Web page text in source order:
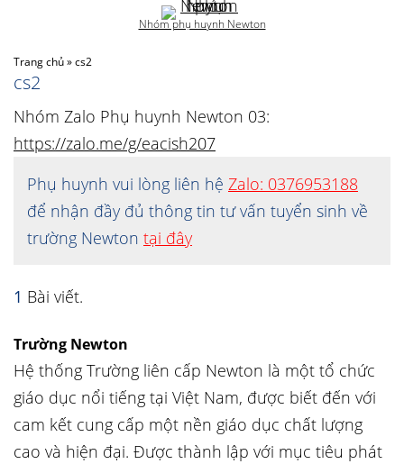
Trang chủ»cs2
cs2
Nhóm Zalo Phụ huynh Newton 03:
https://zalo.me/g/eacish207
Phụ huynh vui lòng liên hệ Zalo: 0376953188
để nhận đầy đủ thông tin tư vấn tuyển sinh về
trường Newton tại đây
1 Bài viết.
Trường Newton
Hệ thống Trường liên cấp Newton là một tổ chức
giáo dục nổi tiếng tại Việt Nam, được biết đến với
cam kết cung cấp một nền giáo dục chất lượng
cao và hiện đại. Được thành lập với mục tiêu phát
Nhóm phụ huynh Newton